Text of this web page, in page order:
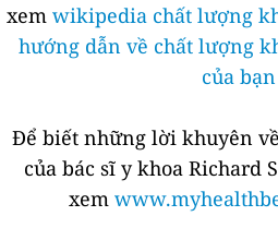
xem wikipedia chất lượng
hướng dẫn về chất lượng
của bạn
Để biết những lời khuyên
của bác sĩ y khoa Richard
xem